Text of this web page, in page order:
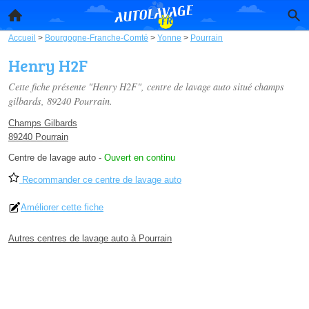
Accueil > Bourgogne-Franche-Comté > Yonne > Pourrain
Henry H2F
Cette fiche présente "Henry H2F", centre de lavage auto situé champs
gilbards, 89240 Pourrain.
Champs Gilbards
89240 Pourrain
Centre de lavage auto - Ouvert en continu
Recommander ce centre de lavage auto
Améliorer cette fiche
Autres centres de lavage auto à Pourrain